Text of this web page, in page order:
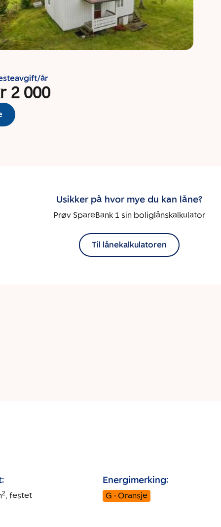
år
2 000
Usikker på hvor mye du kan låne?
Prøv SpareBank 1 sin boliglånskalkulator
Til lånekalkulatoren
2, festet
Energimerking:
G - Oransje